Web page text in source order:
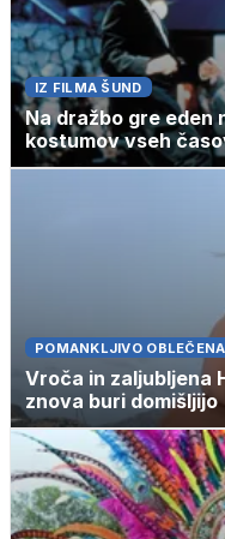
IZ FILMA ŠUND
Na dražbo gre eden
kostumov vseh
POMANKLJIVO OBLEČENA
Vroča in zaljubljena
znova buri domišljijo